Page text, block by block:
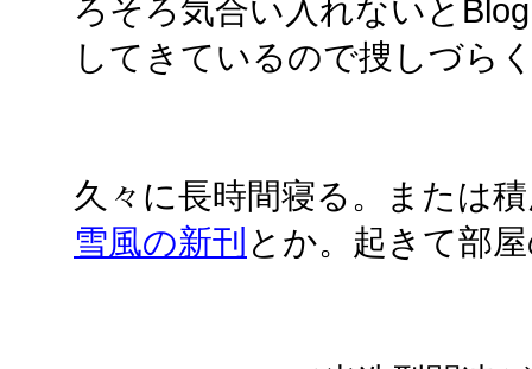
ろそろ気合い入れないと
してきているので捜しづら
久々に長時間寝る。または
雪風の新刊 とか。起きて部